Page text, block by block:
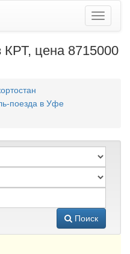
цена 8715000
поезда в Уфе
Поиск